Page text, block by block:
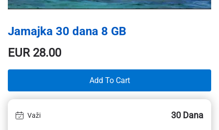
Jamajka 30 dana 8 GB
EUR28.00
Add To Cart
Važi 30 Dana